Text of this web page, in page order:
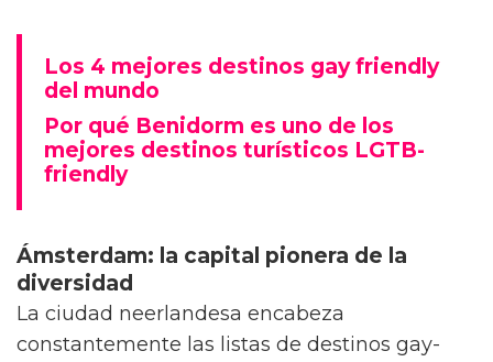
Los 4 mejores destinos gay friendly
del mundo
Por qué Benidorm es uno de los
mejores destinos turísticos LGTB-
friendly
Ámsterdam: la capital pionera de la
diversidad
La ciudad neerlandesa encabeza
constantemente las listas de destinos gay-